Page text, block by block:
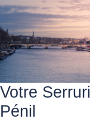
Votre
Pénil